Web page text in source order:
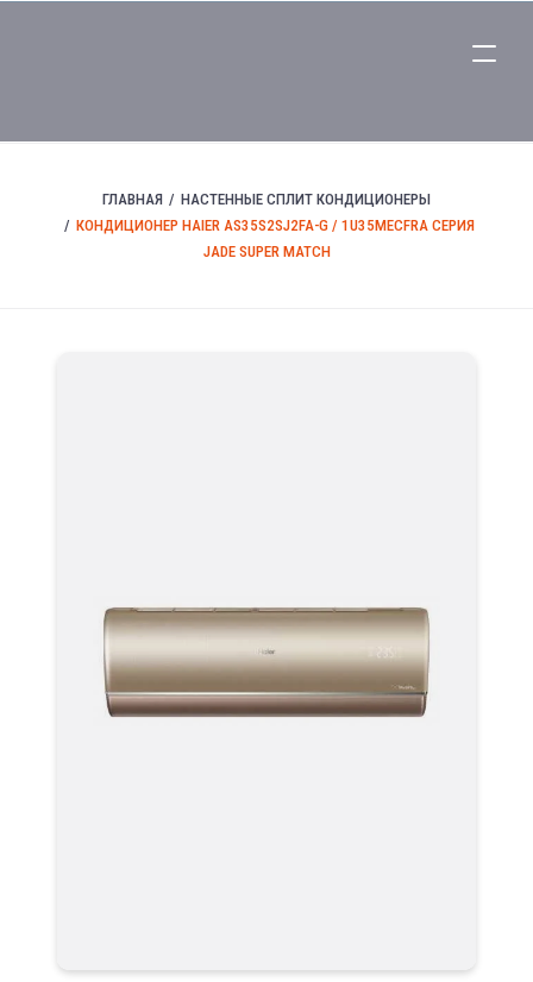
ГЛАВНАЯ
НАСТЕННЫЕ СПЛИТ КОНДИЦИОНЕРЫ
КОНДИЦИОНЕР HAIER AS35S2SJ2FA-G / 1U35MECFRA СЕРИЯ
JADE SUPER MATCH